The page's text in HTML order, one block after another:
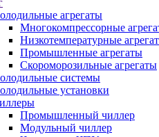
агрегаты
Многокомпрессорные
Низкотемпературные
Промышленные агрегаты
Скороморозильные агрегаты
системы
установки
Промышленный чиллер
Модульный чиллер